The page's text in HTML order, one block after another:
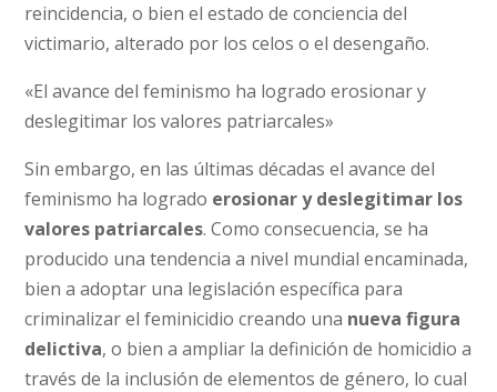
reincidencia, o bien el estado de conciencia del
victimario, alterado por los celos o el desengaño.
«El avance del feminismo ha logrado erosionar y
deslegitimar los valores patriarcales»
Sin embargo, en las últimas décadas el avance del
feminismo ha logrado erosionar y deslegitimar los
valores patriarcales. Como consecuencia, se ha
producido una tendencia a nivel mundial encaminada,
bien a adoptar una legislación específica para
criminalizar el feminicidio creando una nueva figura
delictiva, o bien a ampliar la definición de homicidio a
través de la inclusión de elementos de género, lo cual